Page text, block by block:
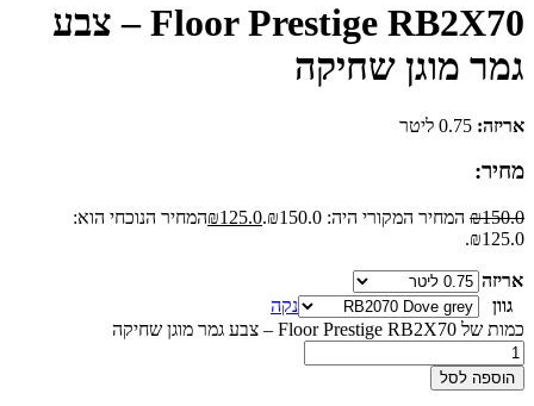
Floor Prestige RB2X70 – צבע
גמר מוגן שחיקה
אריזה:
מחיר:
₪150.0 המחיר המקורי היה: ₪150.0. ₪125.0
המחיר הנוכחי הוא:
₪125.0.
אריזה
גוון
נקה
כמות של Floor Prestige RB2X70 – צבע גמר מוגן שחיקה
הוספה לסל